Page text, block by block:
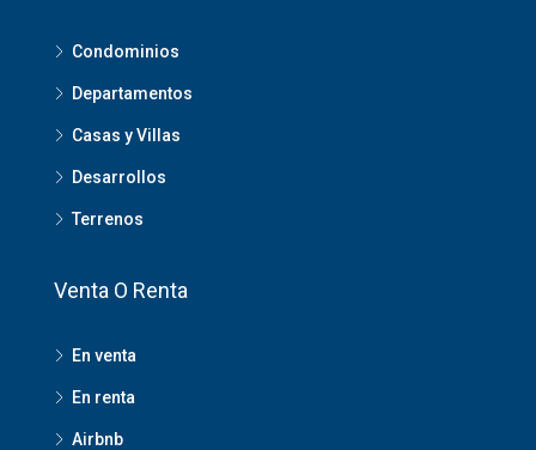
Condominios
Departamentos
Casas y Villas
Desarrollos
Terrenos
Venta O Renta
En venta
En renta
Airbnb